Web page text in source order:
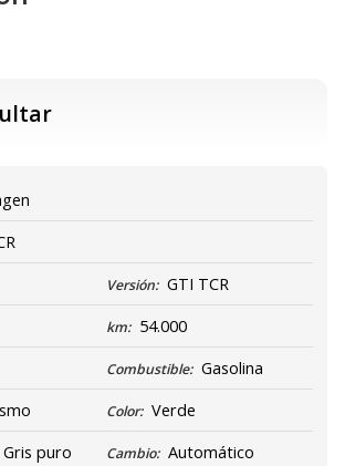
Versión: GTI TCR
km: 54.000
Combustible: Gasolina
Color: Verde
Gris puro Cambio: Automático